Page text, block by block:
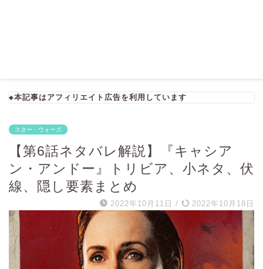
◆本記事はアフィリエイト広告を利用しています
スター・ウォーズ
【第6話ネタバレ解説】『キャシア
ン・アンドー』トリビア、小ネタ、伏
線、隠し要素まとめ
2022年10月11日 / 2022年10月18日